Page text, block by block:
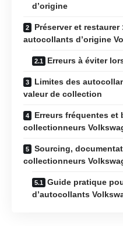
d’origine
Préserver et
autocollants d’origine
Erreurs à éviter
Limites des
valeur de collection
Erreurs fréquentes
collectionneurs
Sourcing,
collectionneurs
Guide pratique
d’autocollants